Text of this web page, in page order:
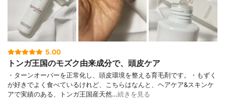
5.00
トンガ王国のモズク由来成分で、頭皮ケア
・ターンオーバーを正常化し、頭皮環境を整える育毛剤です。・もずく
が好きでよく食べているけれど、こちらはなんと、ヘアケア&スキンケ
アで実績のある、トンガ王国産天然…続きを見る